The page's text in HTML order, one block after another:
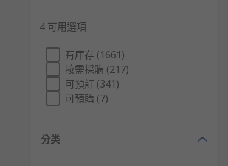
4 可用選項
有庫存 (1661)
按需採購 (217)
可預訂 (341)
可預購 (7)
分类